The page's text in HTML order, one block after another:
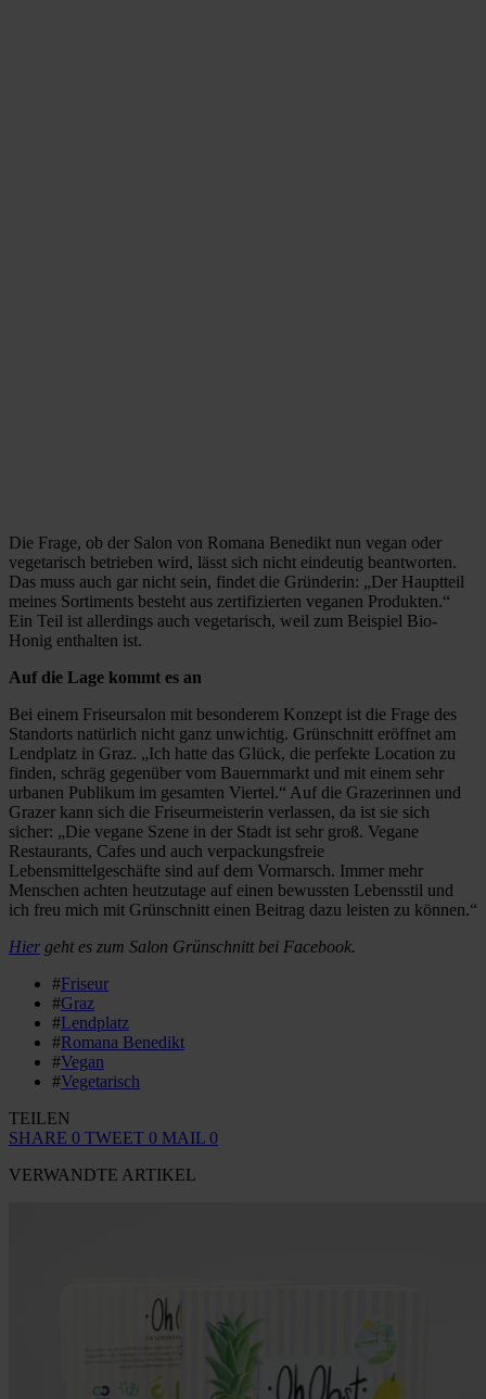
Die Frage, ob der Salon von Romana Benedikt nun vegan oder
vegetarisch betrieben wird, lässt sich nicht eindeutig beantworten.
Das muss auch gar nicht sein, findet die Gründerin: „Der Hauptteil
meines Sortiments besteht aus zertifizierten veganen Produkten.“
Ein Teil ist allerdings auch vegetarisch, weil zum Beispiel Bio-
Honig enthalten ist.
Auf die Lage kommt es an
Bei einem Friseursalon mit besonderem Konzept ist die Frage des
Standorts natürlich nicht ganz unwichtig. Grünschnitt eröffnet am
Lendplatz in Graz. „Ich hatte das Glück, die perfekte Location zu
finden, schräg gegenüber vom Bauernmarkt und mit einem sehr
urbanen Publikum im gesamten Viertel.“ Auf die Grazerinnen und
Grazer kann sich die Friseurmeisterin verlassen, da ist sie sich
sicher: „Die vegane Szene in der Stadt ist sehr groß. Vegane
Restaurants, Cafes und auch verpackungsfreie
Lebensmittelgeschäfte sind auf dem Vormarsch. Immer mehr
Menschen achten heutzutage auf einen bewussten Lebensstil und
ich freu mich mit Grünschnitt einen Beitrag dazu leisten zu können.“
Hier geht es zum Salon Grünschnitt bei Facebook.
#Friseur
#Graz
#Lendplatz
#Romana Benedikt
#Vegan
#Vegetarisch
TEILEN
SHARE 0 TWEET 0 MAIL 0
VERWANDTE ARTIKEL